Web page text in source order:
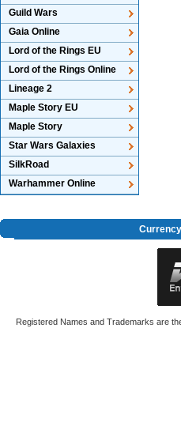
Guild Wars
Gaia Online
Lord of the Rings EU
Lord of the Rings Online
Lineage 2
Maple Story EU
Maple Story
Star Wars Galaxies
SilkRoad
Warhammer Online
Currency
Registered Names and Trademarks are